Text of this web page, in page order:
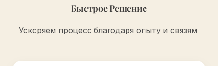
Быстрое Решение
Ускоряем процесс благодаря опыту и связям